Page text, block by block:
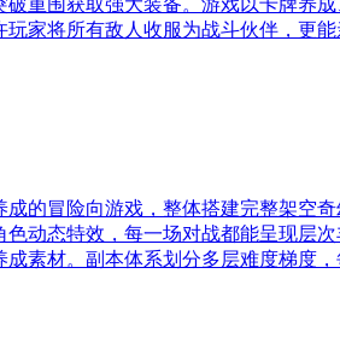
家将所有敌人收服为战斗伙伴，更
的冒险向游戏，整体搭建完整架空
动态特效，每一场对战都能呈现层
素材。副本体系划分多层难度梯度